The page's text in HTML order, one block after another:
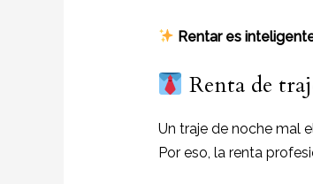
Rentar es
Renta de
Un traje de noche mal
Por eso, la renta